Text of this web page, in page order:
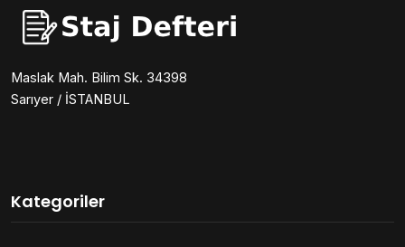
Maslak Mah. Bilim Sk. 34398
Sarıyer / İSTANBUL
Kategoriler